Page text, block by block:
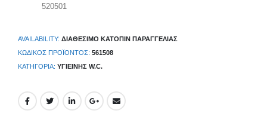
520501
AVAILABILITY: ΔΙΑΘΈΣΙΜΟ ΚΑΤΌΠΙΝ ΠΑΡΑΓΓΕΛΊΑΣ
ΚΩΔΙΚΌΣ ΠΡΟΪΌΝΤΟΣ: 561508
ΚΑΤΗΓΟΡΊΑ: ΥΓΙΕΙΝΉΣ W.C.